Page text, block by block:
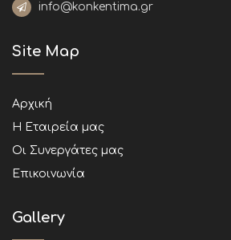
info@konkentima.gr
Site Map
Αρχική
Η Εταιρεία μας
Οι Συνεργάτες μας
Επικοινωνία
Gallery